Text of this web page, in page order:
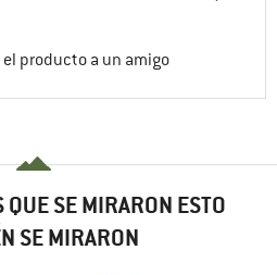
producto a un amigo
SE MIRARON ESTO
SE MIRARON